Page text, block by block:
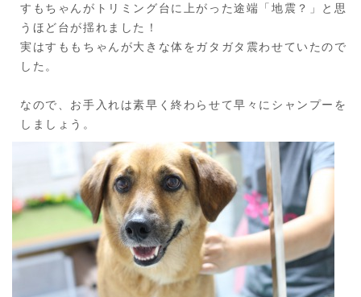
すもちゃんがトリミング台に上がった途端「地震？」と思
うほど台が揺れました！
実はすももちゃんが大きな体をガタガタ震わせていたので
した。
なので、お手入れは素早く終わらせて早々にシャンプーを
しましょう。